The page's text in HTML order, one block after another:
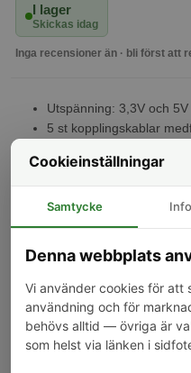
I lager
Skickas idag
Inga recensioner än · bli först att
Utspänning: 3,3V och 5V
5 st kopplingskablar
Cookieinställningar
Samtycke
Denna webbplats
Vi använder cookies för att
användning och för
behövs alltid — övriga är
som helst via länken i